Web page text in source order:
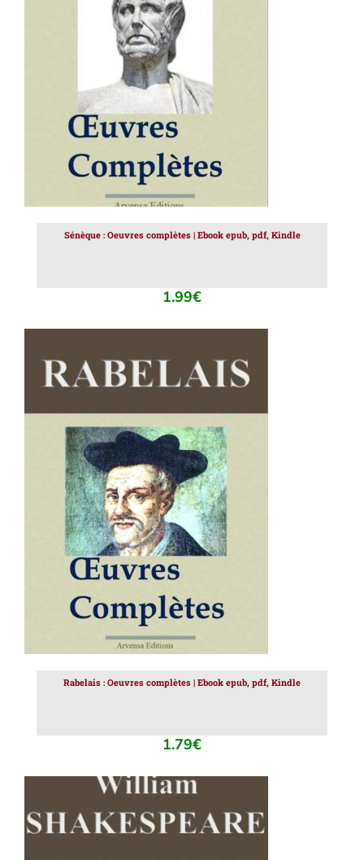
AJOUTER AU PANIER
Sénèque : Oeuvres complètes | Ebook epub, pdf, Kindle
1.99€
AJOUTER AU PANIER / DÉTAILS
Rabelais : Oeuvres complètes | Ebook epub, pdf, Kindle
1.79€